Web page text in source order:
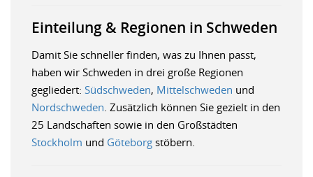
Einteilung & Regionen in Schweden
Damit Sie schneller finden, was zu Ihnen passt,
haben wir Schweden in drei große Regionen
gegliedert: Südschweden, Mittelschweden und
Nordschweden. Zusätzlich können Sie gezielt in den
25 Landschaften sowie in den Großstädten
Stockholm und Göteborg stöbern.